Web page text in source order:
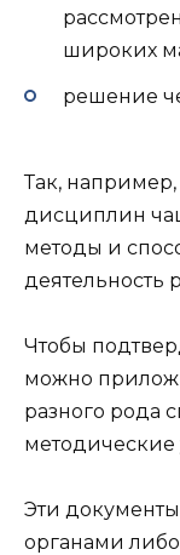
широких
решение
Так,
дисциплин
методы и
деятельность
Чтобы
можно
разного рода
методические
Эти
органами